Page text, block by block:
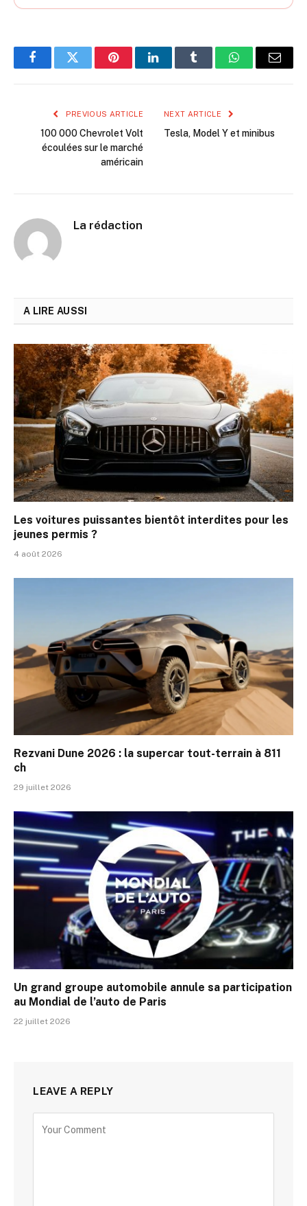
FacebookTwitter PinterestLinkedInTumblr WhatsAppEmail
PREVIOUS ARTICLE
100 000 Chevrolet Volt
écoulées sur le marché
américain
NEXT ARTICLE
Tesla, Model Y et minibus
La rédaction
A LIRE AUSSI
Les voitures puissantes bientôt interdites pour les
jeunes permis ?
4 août 2026
Rezvani Dune 2026 : la supercar tout-terrain à 811
ch
29 juillet 2026
Un grand groupe automobile annule sa participation
au Mondial de l’auto de Paris
22 juillet 2026
LEAVE A REPLY